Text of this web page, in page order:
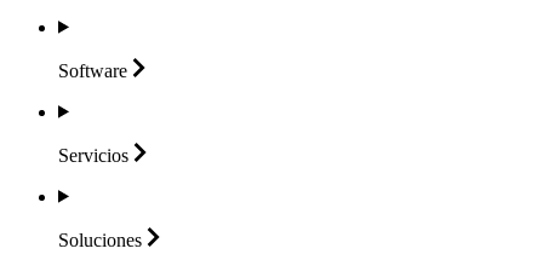
Software
Servicios
Soluciones